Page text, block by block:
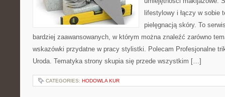
lifestylowy i łączy w sobie
pielęgnacją skóry. To
bardziej zaawansowanych, w którym można znaleźć zarówno
wskazówki przydatne w pracy stylistki. Polecam Profesjonalne
Uroda. Tematyka strony skupia się przede wszystkim […]
CATEGORIES: HODOWLA KUR